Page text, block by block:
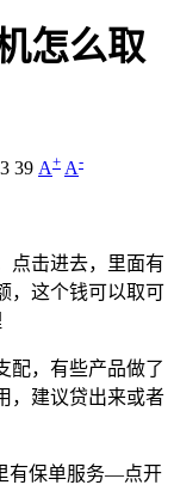
怎么取
39 A+ A-
点击进去，里面有
，这个钱可以取可
配，有些产品做了
，建议贷出来或者
有保单服务—点开